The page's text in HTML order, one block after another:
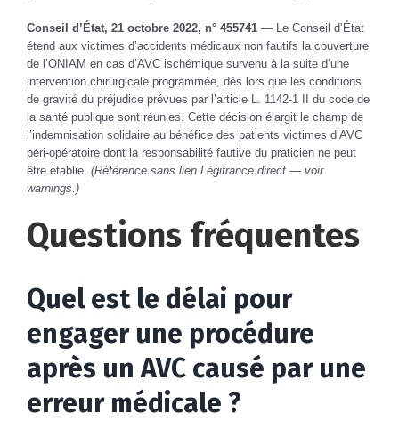
Conseil d’État, 21 octobre 2022, n° 455741 — Le Conseil d’État
étend aux victimes d’accidents médicaux non fautifs la couverture
de l’ONIAM en cas d’AVC ischémique survenu à la suite d’une
intervention chirurgicale programmée, dès lors que les conditions
de gravité du préjudice prévues par l’article L. 1142-1 II du code de
la santé publique sont réunies. Cette décision élargit le champ de
l’indemnisation solidaire au bénéfice des patients victimes d’AVC
péri-opératoire dont la responsabilité fautive du praticien ne peut
être établie. (Référence sans lien Légifrance direct — voir
warnings.)
Questions fréquentes
Quel est le délai pour
engager une procédure
après un AVC causé par une
erreur médicale ?